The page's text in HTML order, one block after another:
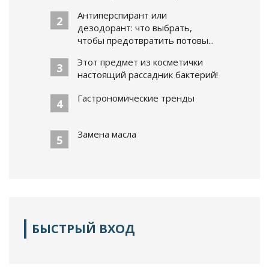
2
Антиперспирант или
дезодорант: что выбрать,
чтобы предотвратить потовы...
3
Этот предмет из косметички
настоящий рассадник бактерий!
4 Гастрономические тренды
5 Замена масла
БЫСТРЫЙ ВХОД